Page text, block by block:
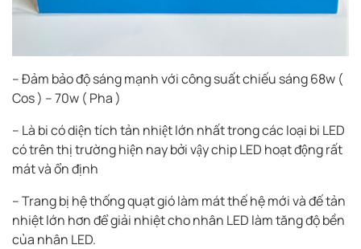
– Đảm bảo độ sáng mạnh với công suất chiếu sáng 68w (
Cos ) – 70w ( Pha )
– Là bi có diện tích tản nhiệt lớn nhất trong các loại bi LED
có trên thị trường hiện nay bởi vậy chip LED hoạt động rất
mát và ổn định
– Trang bị hệ thống quạt gió làm mát thế hệ mới và đế tản
nhiệt lớn hơn để giải nhiệt cho nhân LED làm tăng độ bền
của nhân LED.